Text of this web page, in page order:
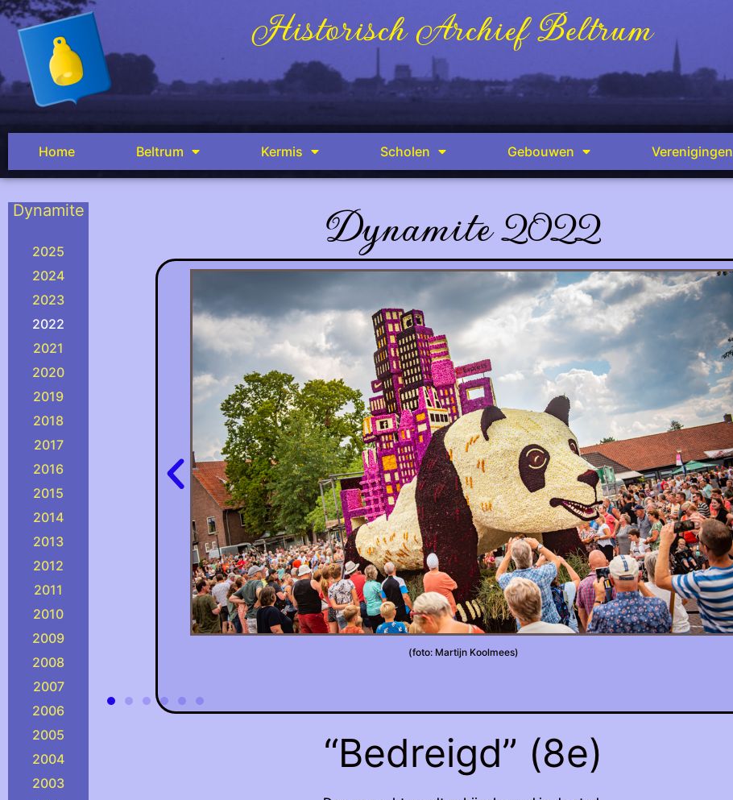
Historisch Archief Beltrum
Home Beltrum Kermis Scholen Gebouwen Verenigingen
Dynamite
2025
2024
2023
2022
2021
2020
2019
2018
2017
2016
2015
2014
2013
2012
2011
2010
2009
2008
2007
2006
2005
2004
2003
Dynamite 2022
(foto: Martijn Koolmees)
“Bedreigd” (8e)